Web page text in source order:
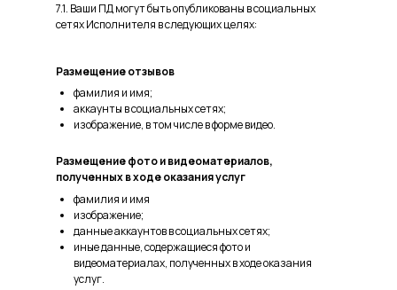
7.1. Ваши ПД могут быть опубликованы в социальных
сетях Исполнителя в следующих целях:
фамилия и имя;
аккаунты в социальных сетях;
изображение, в том числе в форме видео.
Размещение отзывов
фамилия и имя
изображение;
данные аккаунтов в социальных сетях;
иные данные, содержащиеся фото и
видеоматериалах, полученных в ходе оказания
услуг.
Размещение фото и видеоматериалов,
полученных в ходе оказания услуг